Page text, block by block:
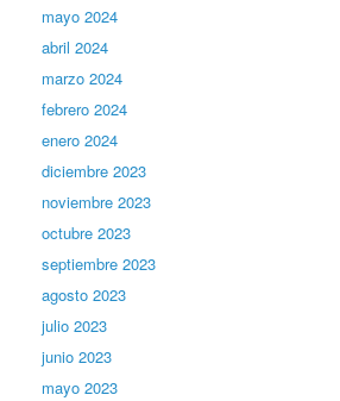
mayo 2024
abril 2024
marzo 2024
febrero 2024
enero 2024
diciembre 2023
noviembre 2023
octubre 2023
septiembre 2023
agosto 2023
julio 2023
junio 2023
mayo 2023